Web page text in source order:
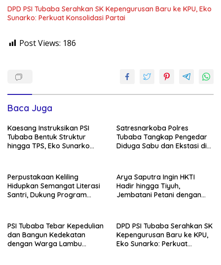
DPD PSI Tubaba Serahkan SK Kepengurusan Baru ke KPU, Eko
Sunarko: Perkuat Konsolidasi Partai
Post Views: 186
Baca Juga
Kaesang Instruksikan PSI
Tubaba Bentuk Struktur
hingga TPS, Eko Sunarko
Satresnarkoba Polres
Tubaba Tangkap Pengedar
Diduga Sabu dan Ekstasi di
Perpustakaan Keliling
Hidupkan Semangat Literasi
Santri, Dukung Program
Arya Saputra Ingin HKTI
Hadir hingga Tiyuh,
Jembatani Petani dengan
PSI Tubaba Tebar Kepedulian
dan Bangun Kedekatan
dengan Warga Lambu
DPD PSI Tubaba Serahkan SK
Kepengurusan Baru ke KPU,
Eko Sunarko: Perkuat